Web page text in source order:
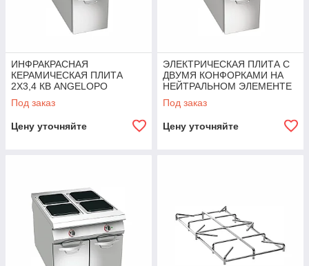
ИНФРАКРАСНАЯ
КЕРАМИЧЕСКАЯ ПЛИТА
2Х3,4 КВ ANGELOPO
Под заказ
Цену уточняйте
ЭЛЕКТРИЧЕСКАЯ ПЛИТА С
ДВУМЯ КОНФОРКАМИ НА
НЕЙТРАЛЬНОМ ЭЛЕМЕНТЕ
ANGELOPO
Под заказ
Цену уточняйте